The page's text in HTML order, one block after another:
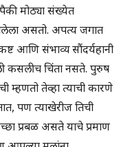
मोठ्या संख्येत
असतो. अपत्य जगात
आणि संभाव्य सौंदर्यहानी
कसलीच चिंता नसते. पुरुष
म्हणतो तेव्हा त्याची कारणे
पण त्याखेरीज तिची
प्रबळ असते याचे प्रमाण